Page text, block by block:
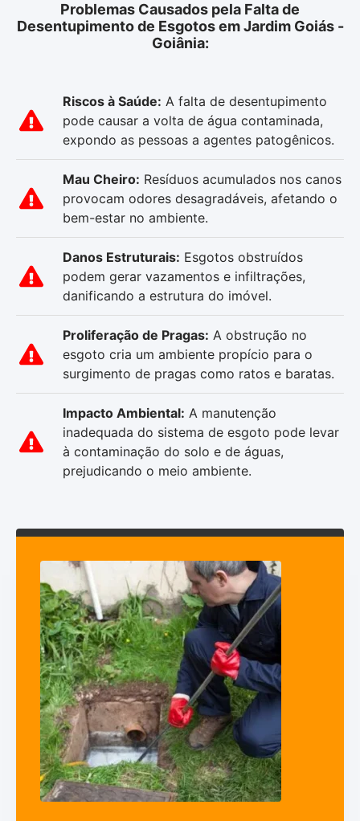
Problemas Causados pela Falta de
Desentupimento de Esgotos em Jardim Goiás -
Goiânia:
Riscos à Saúde: A falta de desentupimento
pode causar a volta de água contaminada,
expondo as pessoas a agentes patogênicos.
Mau Cheiro: Resíduos acumulados nos canos
provocam odores desagradáveis, afetando o
bem-estar no ambiente.
Danos Estruturais: Esgotos obstruídos
podem gerar vazamentos e infiltrações,
danificando a estrutura do imóvel.
Proliferação de Pragas: A obstrução no
esgoto cria um ambiente propício para o
surgimento de pragas como ratos e baratas.
Impacto Ambiental: A manutenção
inadequada do sistema de esgoto pode levar
à contaminação do solo e de águas,
prejudicando o meio ambiente.